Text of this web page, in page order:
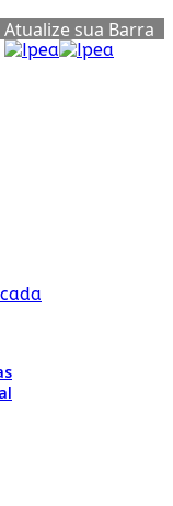
Atualize sua Barra